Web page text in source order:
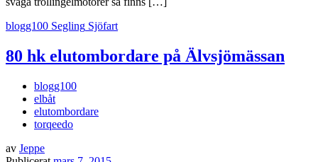
blogg100 Segling Sjöfart
80 hk elutombordare på Älvsjömässan
blogg100
elbåt
elutombordare
torqeedo
av Jeppe